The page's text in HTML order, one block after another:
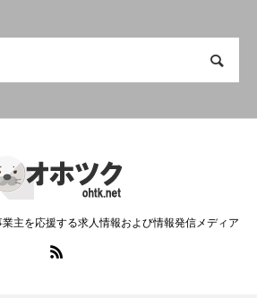
主を応援する求人情報および情報発信メディア